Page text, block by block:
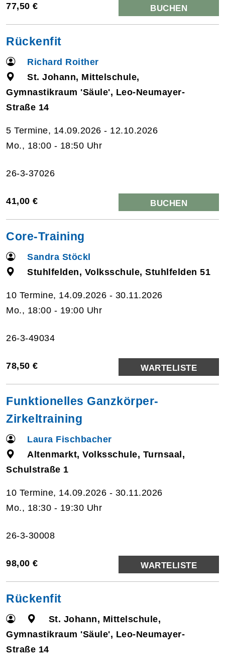
77,50 € BUCHEN
Rückenfit
Richard Roither
St. Johann, Mittelschule,
Gymnastikraum 'Säule', Leo-Neumayer-
Straße 14
5 Termine, 14.09.2026 - 12.10.2026
Mo., 18:00 - 18:50 Uhr
26-3-37026
41,00 € BUCHEN
Core-Training
Sandra Stöckl
Stuhlfelden, Volksschule, Stuhlfelden 51
10 Termine, 14.09.2026 - 30.11.2026
Mo., 18:00 - 19:00 Uhr
26-3-49034
78,50 € WARTELISTE
Funktionelles Ganzkörper-
Zirkeltraining
Laura Fischbacher
Altenmarkt, Volksschule, Turnsaal,
Schulstraße 1
10 Termine, 14.09.2026 - 30.11.2026
Mo., 18:30 - 19:30 Uhr
26-3-30008
98,00 € WARTELISTE
Rückenfit
St. Johann, Mittelschule,
Gymnastikraum 'Säule', Leo-Neumayer-
Straße 14